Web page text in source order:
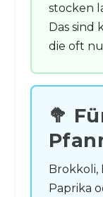
stocken
Das sind
die oft
🥦
Brokkoli,
Paprika